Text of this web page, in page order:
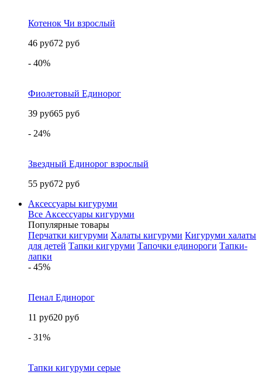
Котенок Чи взрослый
46 руб72 руб
- 40%
Фиолетовый Единорог
39 руб65 руб
- 24%
Звездный Единорог взрослый
55 руб72 руб
Аксессуары кигуруми
Все Аксессуары кигуруми
Популярные товары
Перчатки кигуруми Халаты кигуруми Кигуруми халаты
для детей Тапки кигуруми Тапочки единороги Тапки-
лапки
- 45%
Пенал Единорог
11 руб20 руб
- 31%
Тапки кигуруми серые